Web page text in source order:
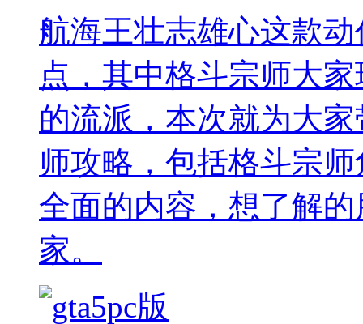
航海王壮志雄心这款
点，其中格斗宗师大
的流派，本次就为大
师攻略，包括格斗宗
全面的内容，想了解
家。